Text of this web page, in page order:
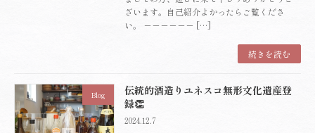
ざいます。自己紹介よかったらご覧くださ
い。 －－－－－－ […]
続きを読む
Blog
伝統的酒造りユネスコ無形文化遺産登
録👏
2024.12.7